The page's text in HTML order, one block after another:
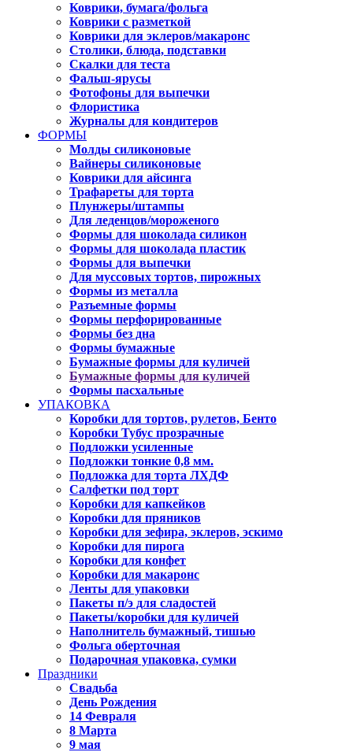
Коврики, бумага/фольга
Коврики с разметкой
Коврики для эклеров/макаронс
Столики, блюда, подставки
Скалки для теста
Фальш-ярусы
Фотофоны для выпечки
Флористика
Журналы для кондитеров
ФОРМЫ
Молды силиконовые
Вайнеры силиконовые
Коврики для айсинга
Трафареты для торта
Плунжеры/штампы
Для леденцов/мороженого
Формы для шоколада силикон
Формы для шоколада пластик
Формы для выпечки
Для муссовых тортов, пирожных
Формы из металла
Разъемные формы
Формы перфорированные
Формы без дна
Формы бумажные
Бумажные формы для куличей
Бумажные формы для куличей
Формы пасхальные
УПАКОВКА
Коробки для тортов, рулетов, Бенто
Коробки Тубус прозрачные
Подложки усиленные
Подложки тонкие 0,8 мм.
Подложка для торта ЛХДФ
Салфетки под торт
Коробки для капкейков
Коробки для пряников
Коробки для зефира, эклеров, эскимо
Коробки для пирога
Коробки для конфет
Коробки для макаронс
Ленты для упаковки
Пакеты п/э для сладостей
Пакеты/коробки для куличей
Наполнитель бумажный, тишью
Фольга оберточная
Подарочная упаковка, сумки
Праздники
Свадьба
День Рождения
14 Февраля
8 Марта
9 мая